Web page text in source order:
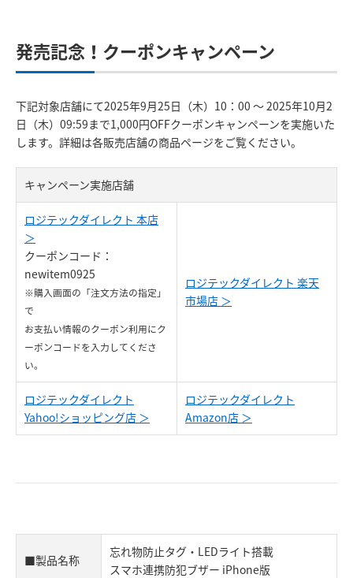
発売記念！クーポンキャンペーン
下記対象店舗にて2025年9月25日（木）10：00 ～ 2025年10月2
日（木）09:59まで1,000円OFFクーポンキャンペーンを実施いた
します。詳細は各販売店舗の商品ページをご覧ください。
キャンペーン実施店舗
ロジテックダイレクト 本店
＞
クーポンコード：
newitem0925
※購入画面の「注文方法の指定」
で
お支払い情報のクーポン利用にク
ーポンコードを入力してくださ
い。
ロジテックダイレクト 楽天
市場店 ＞
ロジテックダイレクト
Yahoo!ショッピング店 ＞
ロジテックダイレクト
Amazon店 ＞
■製品名称
忘れ物防止タグ・LEDライト搭載
スマホ連携防犯ブザー iPhone版